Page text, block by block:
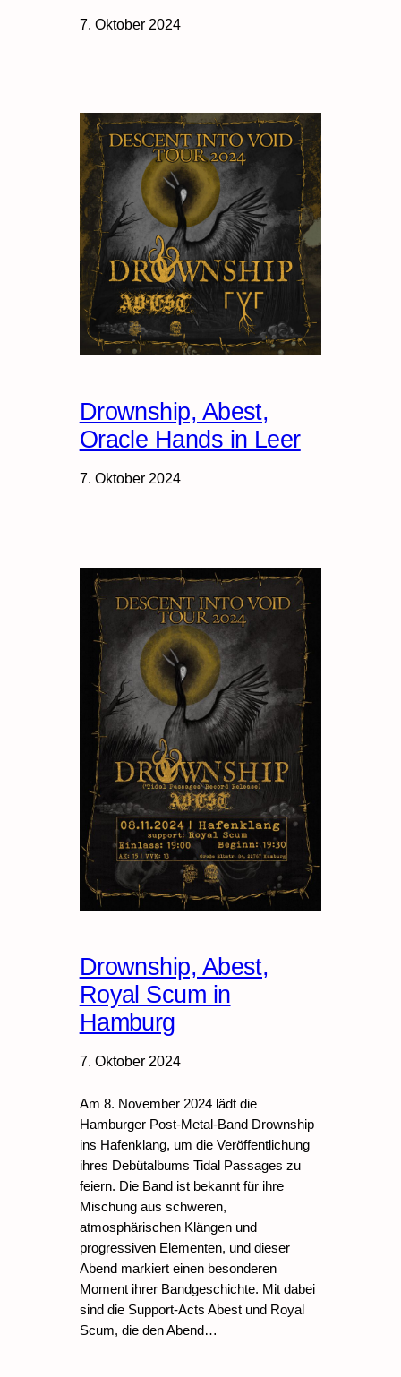
7. Oktober 2024
Drownship, Abest,
Oracle Hands in Leer
7. Oktober 2024
Drownship, Abest,
Royal Scum in
Hamburg
7. Oktober 2024
Am 8. November 2024 lädt die
Hamburger Post-Metal-Band Drownship
ins Hafenklang, um die Veröffentlichung
ihres Debütalbums Tidal Passages zu
feiern. Die Band ist bekannt für ihre
Mischung aus schweren,
atmosphärischen Klängen und
progressiven Elementen, und dieser
Abend markiert einen besonderen
Moment ihrer Bandgeschichte. Mit dabei
sind die Support-Acts Abest und Royal
Scum, die den Abend…